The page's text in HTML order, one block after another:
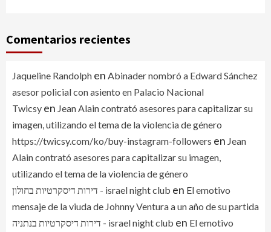
Comentarios recientes
Jaqueline Randolph en Abinader nombró a Edward Sánchez
asesor policial con asiento en Palacio Nacional
Twicsy en Jean Alain contrató asesores para capitalizar su
imagen, utilizando el tema de la violencia de género
https://twicsy.com/ko/buy-instagram-followers en Jean
Alain contrató asesores para capitalizar su imagen,
utilizando el tema de la violencia de género
דירות דיסקרטיות בחולון - israel night club en El emotivo
mensaje de la viuda de Johnny Ventura a un año de su partida
דירות דיסקרטיות בנתניה - israel night club en El emotivo